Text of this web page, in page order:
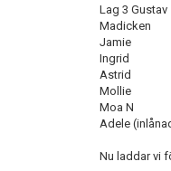
Lag 3 Gustav
Madicken
Jamie
Ingrid
Astrid
Mollie
Moa N
Adele
Nu laddar vi